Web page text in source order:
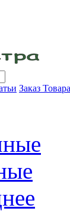
Заказ Товара